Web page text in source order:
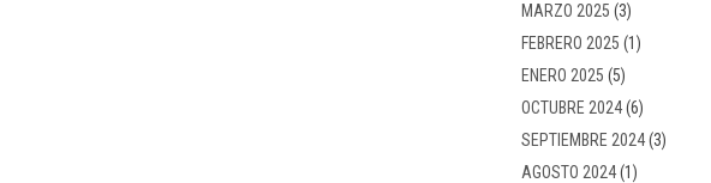
MARZO 2025 (3)
FEBRERO 2025 (1)
ENERO 2025 (5)
OCTUBRE 2024(6)
SEPTIEMBRE 2024(3)
AGOSTO 2024(1)